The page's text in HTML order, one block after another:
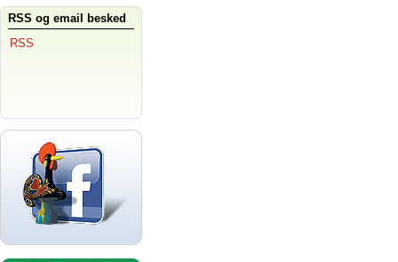
RSS og email besked
RSS